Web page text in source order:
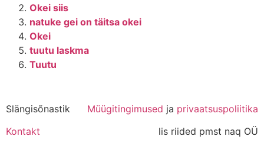
Okei siis
natuke gei on täitsa okei
Okei
tuutu laskma
Tuutu
Slängisõnastik Müügitingimused ja privaatsuspoliitika
Kontakt
lis riided pmst naq OÜ